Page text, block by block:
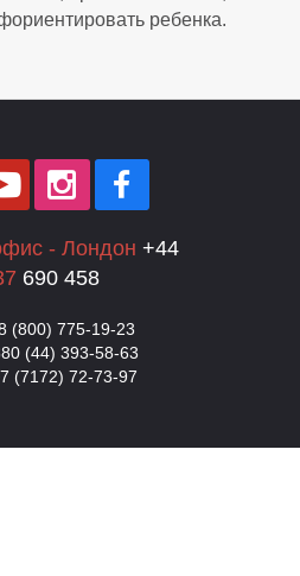
ребенка.
- Лондон +44
690 458
(800) 775-19-23
(44) 393-58-63
(7172) 72-73-97